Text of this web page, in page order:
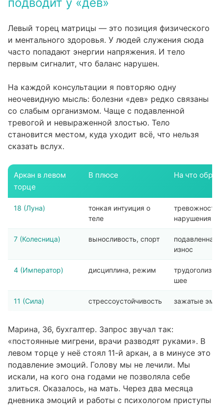
Левый торец матрицы — это позиция физического
и ментального здоровья. У людей служения сюда
часто попадают энергии напряжения. И тело
первым сигналит, что баланс нарушен.
На каждой консультации я повторяю одну
неочевидную мысль: болезни «дев» редко связаны
со слабым организмом. Чаще с подавленной
тревогой и невыраженной злостью. Тело
становится местом, куда уходит всё, что нельзя
сказать вслух.
Аркан в левом
торце
В плюсе На что
18 (Луна)
тонкая интуиция о
теле
нарушения
7 (Колесница) выносливость, спорт
подавленная
износ
4 (Император) дисциплина, режим
шее
11 (Сила) стрессоустойчивость зажатые
Марина, 36, бухгалтер. Запрос звучал так:
«постоянные мигрени, врачи разводят руками». В
левом торце у неё стоял 11-й аркан, а в минусе это
подавление эмоций. Голову мы не лечили. Мы
искали, на кого она годами не позволяла себе
злиться. Оказалось, на мать. Через два месяца
дневника эмоций и работы с психологом приступы